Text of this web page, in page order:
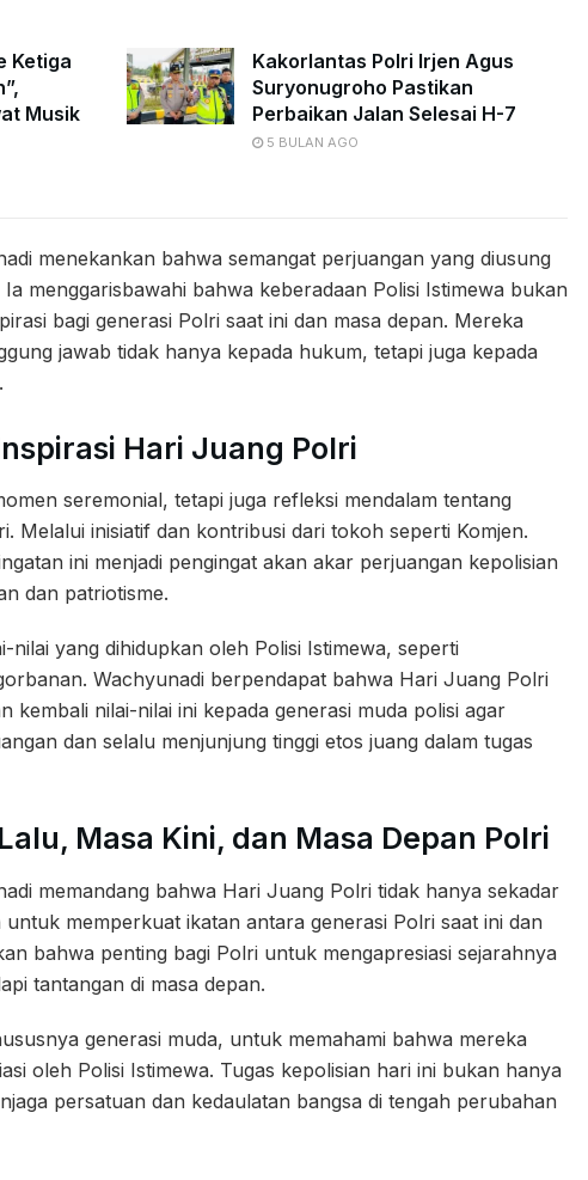
Ketiga
Musik
Kakorlantas Polri Irjen Agus
Suryonugroho Pastikan
Perbaikan Jalan Selesai H-7
5 BULAN AGO
menekankan bahwa semangat perjuangan yang diusung
menggarisbawahi bahwa keberadaan Polisi Istimewa bukan
bagi generasi Polri saat ini dan masa depan. Mereka
jawab tidak hanya kepada hukum, tetapi juga kepada
Hari Juang Polri
seremonial, tetapi juga refleksi mendalam tentang
Melalui inisiatif dan kontribusi dari tokoh seperti Komjen.
ini menjadi pengingat akan akar perjuangan kepolisian
dan patriotisme.
yang dihidupkan oleh Polisi Istimewa, seperti
Wachyunadi berpendapat bahwa Hari Juang Polri
kembali nilai-nilai ini kepada generasi muda polisi agar
dan selalu menjunjung tinggi etos juang dalam tugas
Masa Kini, dan Masa Depan Polri
memandang bahwa Hari Juang Polri tidak hanya sekadar
memperkuat ikatan antara generasi Polri saat ini dan
bahwa penting bagi Polri untuk mengapresiasi sejarahnya
tantangan di masa depan.
generasi muda, untuk memahami bahwa mereka
oleh Polisi Istimewa. Tugas kepolisian hari ini bukan hanya
persatuan dan kedaulatan bangsa di tengah perubahan